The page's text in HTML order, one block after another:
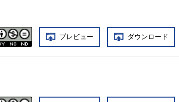
プレビュー ダウンロード